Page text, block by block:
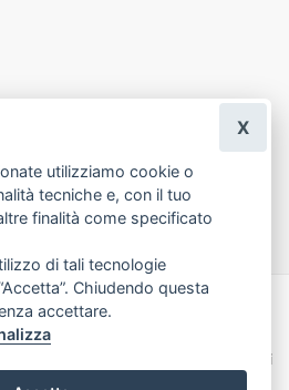
Siti ecommerce per Fioristi
Termini e Condizioni
utilizziamo cookie o
tecniche e, con il tuo
finalità come specificato
di tali tecnologie
Chiudendo questa
accettare.
X